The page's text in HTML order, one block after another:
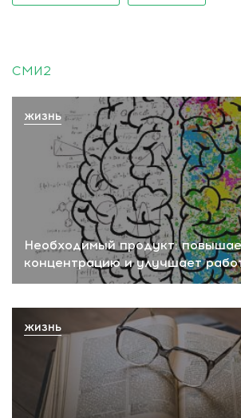
СМИ2
Необходимый продукт:
концентрацию и улучшает
ЖИЗНЬ
ЖИЗНЬ